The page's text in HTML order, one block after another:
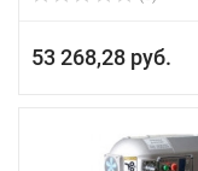
53 268,28 руб.